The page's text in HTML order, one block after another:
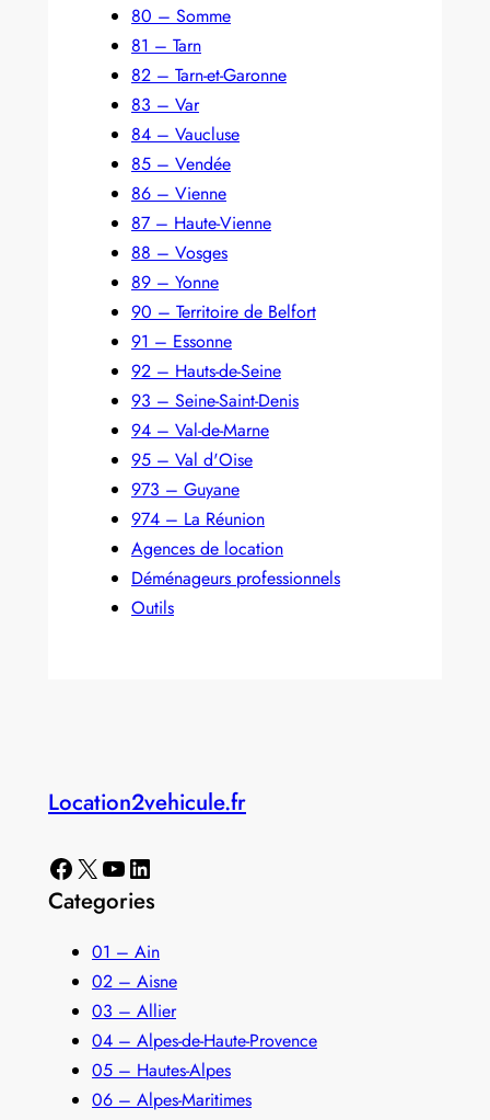
80 – Somme
81 – Tarn
82 – Tarn-et-Garonne
83 – Var
84 – Vaucluse
85 – Vendée
86 – Vienne
87 – Haute-Vienne
88 – Vosges
89 – Yonne
90 – Territoire de Belfort
91 – Essonne
92 – Hauts-de-Seine
93 – Seine-Saint-Denis
94 – Val-de-Marne
95 – Val d'Oise
973 – Guyane
974 – La Réunion
Agences de location
Déménageurs professionnels
Outils
Location2vehicule.fr
Facebook X YouTube LinkedIn
Categories
01 – Ain
02 – Aisne
03 – Allier
04 – Alpes-de-Haute-Provence
05 – Hautes-Alpes
06 – Alpes-Maritimes